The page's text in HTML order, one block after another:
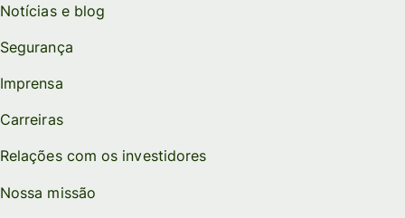
Notícias e blog
Segurança
Imprensa
Carreiras
Relações com os investidores
Nossa missão